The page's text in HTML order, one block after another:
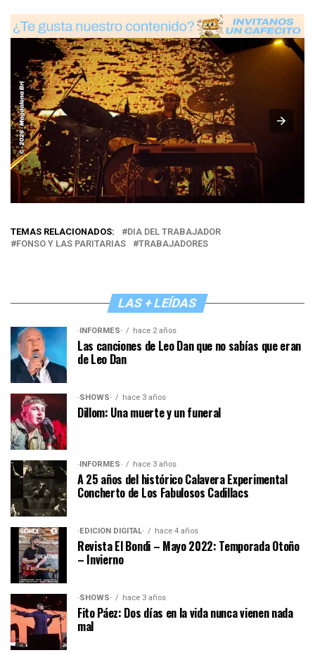
TEMAS RELACIONADOS:
DIA DEL TRABAJADOR
FONSO Y LAS PARITARIAS
TRABAJADORES
LAS + LEÍDAS
·INFORMES· hace 2 años
Las canciones de Leo Dan que no sabías que eran
de Leo Dan
·SHOWS· hace 3 años
Dillom: Una muerte y un funeral
·INFORMES· hace 3 años
A 25 años del histórico Calavera Experimental
Concherto de Los Fabulosos Cadillacs
·EDICIÓN DIGITAL· hace 4 años
Revista El Bondi – Mayo 2022: Temporada Otoño
– Invierno
·SHOWS· hace 3 años
Fito Páez: Dos días en la vida nunca vienen nada
mal